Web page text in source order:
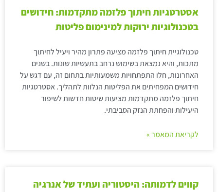
אסטרטגיות חיתוך פלזמה מתקדמות: חידושים
בטכנולוגיות ירוקות למינימום פליטות
טכנולוגיית חיתוך פלזמה מציעה פתרון מהיר ויעיל לחיתוך
מתכות, והיא נמצאת בשימוש נרחב בתעשיות שונות. בשנים
האחרונות, חלו התפתחויות משמעותיות בתחום זה, עם דגש על
חידושים המפחיתים את הפליטות הנלוות לתהליך. אסטרטגיות
חיתוך פלזמה מתקדמות מציעות שיטות חדשות לשיפור
היעילות והפחתת הנזק הסביבתי.
לקריאת המאמר »
קווים לדמותה: היסטוריה ועתיד של אנרגיה